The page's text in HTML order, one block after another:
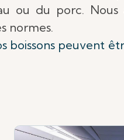
du porc. Nous
normes.
boissons peuvent